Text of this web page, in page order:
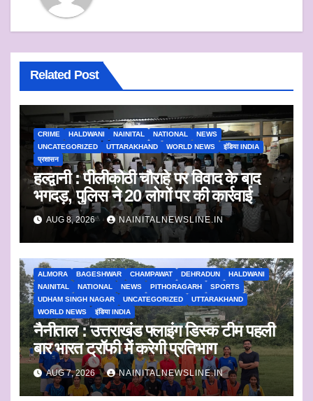
Related Post
CRIME HALDWANI NAINITAL NATIONAL
NEWS
UNCATEGORIZED
UTTARAKHAND WORLD NEWS
इंडिया INDIA
प्रशासन
हल्द्वानी : पीलीकोठी चौराहे पर विवाद के बाद
भगदड़, पुलिस ने 20 लोगों पर की कार्रवाई
AUG 8, 2026 NAINITALNEWSLINE.IN
ALMORA BAGESHWAR CHAMPAWAT DEHRADUN
HALDWANI
NAINITAL
NATIONAL NEWS PITHORAGARH
SPORTS
UDHAM SINGH NAGAR
UNCATEGORIZED
UTTARAKHAND
WORLD NEWS
इंडिया INDIA
नैनीताल : उत्तराखंड फ्लाइंग डिस्क टीम पहली
बार भारत ट्रॉफी में करेगी प्रतिभाग
AUG 7, 2026 NAINITALNEWSLINE.IN